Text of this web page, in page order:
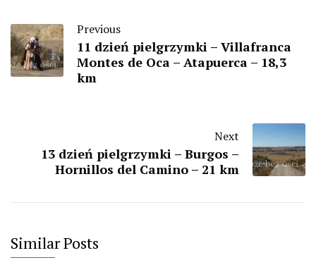
Previous
11 dzień pielgrzymki – Villafranca
Montes de Oca – Atapuerca – 18,3
km
Next
13 dzień pielgrzymki – Burgos –
Hornillos del Camino – 21 km
Similar Posts